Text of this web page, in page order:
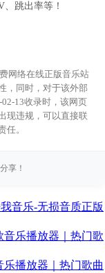
跳出率等！
网络在线正版音乐站
，同时，对于该外部
13收录时，该网页
现违规，可以直接联
任。
享！
音乐-无损音质正版
播放器｜热门歌曲